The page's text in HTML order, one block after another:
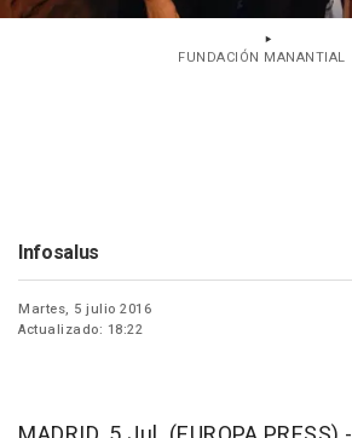
FUNDACIÓN MANANTIAL
Infosalus
Martes, 5 julio 2016
Actualizado: 18:22